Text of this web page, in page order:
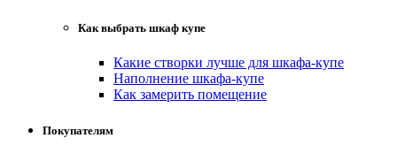
Как выбрать шкаф купе
Какие створки лучше для шкафа-купе
Наполнение шкафа-купе
Как замерить помещение
Покупателям